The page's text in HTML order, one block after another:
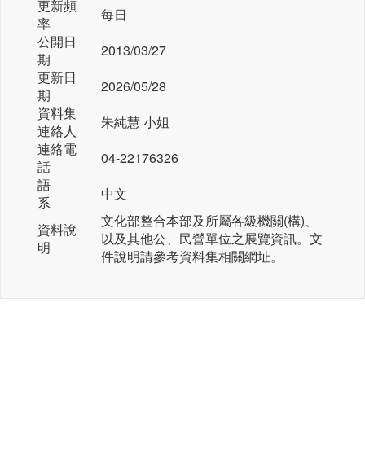
更新頻
率
每日
公開日
期
2013/03/27
更新日
期
2026/05/28
資料集
連絡人
朱純慧 小姐
連絡電
話
04-22176326
語
系
中文
資料說
明
文化部整合本部及所屬各級機關(構)、
以及其他公、民營單位之展覽資訊。文
件說明請參考資料集相關網址。